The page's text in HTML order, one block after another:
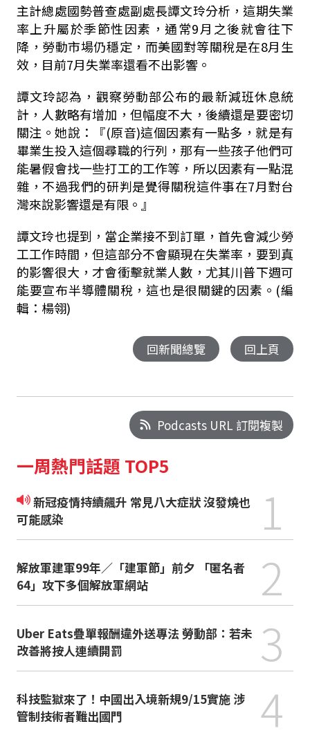
主計總處國勢普查處副處長譚文玲分析，這期失業
率上升屬於季節性因素，通常9月之後就會往下
降，勞動市場仍穩定，而美國對等關稅是在8月生
效，目前7月失業率還看不出影響。
譚文玲認為，觀察勞動部公布的最新減班休息統
計，人數略有增加，但幅度不大，後續還是要密切
關注。她說：『(原音)這個因素有一點多，就是有
畢業生投入這個尋職的行列，那有一些孩子他們可
能暑假會找一些打工的工作等，所以因素有一點混
雜，不過我們的研判是覺得關稅這件事在7月對台
灣來說影響還是有限。』
譚文玲也提到，當企業接不到訂單，首先會減少勞
工工作時間，但這部分不會顯現在失業率，要到真
的影響很大，才會衝擊就業人數，尤其川普下週可
能要宣布半導體關稅，這也是很關鍵的因素。(編
輯：楊翎)
回新聞總覽 回上頁
Podcasts URL 訂閱複製
一周熱門話題 TOP5
新冠疫情持續飆升 常見八大症狀 沒發燒也
可能感染
1
解放軍建軍99年／「建軍節」前夕 「匿名者
64」攻下多個解放軍網站
2
Uber Eats疊單報酬違外送專法 勞動部：若未
改善將按人連續開罰
3
科技監獄來了！中國出入境新規9/15實施 涉
管制技術者難出國門
4